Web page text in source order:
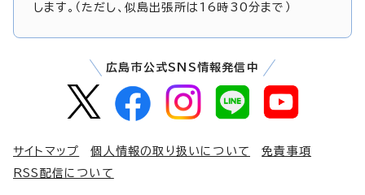
します。（ただし、似島出張所は16時30分まで）
広島市公式SNS情報発信中
サイトマップ 個人情報の取り扱いについて
免責事項
RSS配信について